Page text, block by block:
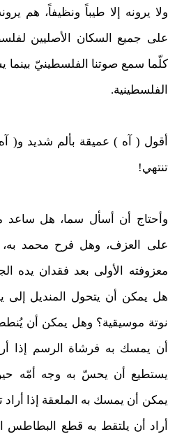
ولا يرونه إلا طيباً ونظيفاً، هم
على جميع السكان الأصليين
كلّما سمع صوتنا الفلسطينيّ
الفلسطينية.
أقول ( آه ) عميقة بألم شديد و(
تنتهي!
وأحتاج أن أسأل سما، هل ساعد
على العزف، وهل فرح محمد
معزوفته الأولى بعد فقدان يده
هل يمكن أن يتحول المنديل
نوتة موسيقية؟ وهل يمكن أن
أن يمسك به فرشاة الرسم إذا
يستطيع أن يحسّ به وجه أمّه
يمكن أن يمسك به الملعقة إذا أراد
أراد أن يلتقط به قطع